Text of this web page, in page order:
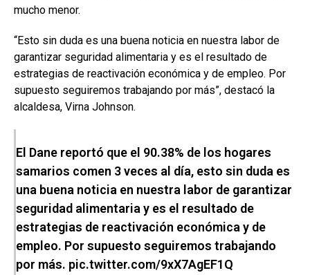
mucho menor.
“Esto sin duda es una buena noticia en nuestra labor de
garantizar seguridad alimentaria y es el resultado de
estrategias de reactivación económica y de empleo. Por
supuesto seguiremos trabajando por más”, destacó la
alcaldesa, Virna Johnson.
El Dane reportó que el 90.38% de los hogares
samarios comen 3 veces al día, esto sin duda es
una buena noticia en nuestra labor de garantizar
seguridad alimentaria y es el resultado de
estrategias de reactivación económica y de
empleo. Por supuesto seguiremos trabajando
por más. pic.twitter.com/9xX7AgEF1Q